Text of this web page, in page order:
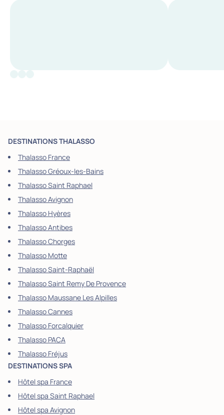
DESTINATIONS THALASSO
Thalasso France
Thalasso Gréoux-les-Bains
Thalasso Saint Raphael
Thalasso Avignon
Thalasso Hyères
Thalasso Antibes
Thalasso Chorges
Thalasso Motte
Thalasso Saint-Raphaël
Thalasso Saint Remy De Provence
Thalasso Maussane Les Alpilles
Thalasso Cannes
Thalasso Forcalquier
Thalasso PACA
Thalasso Fréjus
DESTINATIONS SPA
Hôtel spa France
Hôtel spa Saint Raphael
Hôtel spa Avignon